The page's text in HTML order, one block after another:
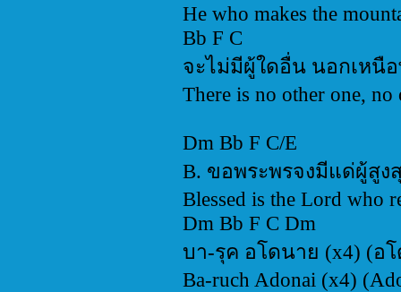
He who makes the
Bb F C
จะไม่มีผู้ใดอื่น นอกเหนื
There is no other one, no
Dm Bb F C/E
B. ขอพระพรจงมีแด่ผู้สูง
Blessed is the Lord who
Dm Bb F C Dm
บา-รุค อโดนาย (x4) (อ
Ba-ruch Adonai (x4)